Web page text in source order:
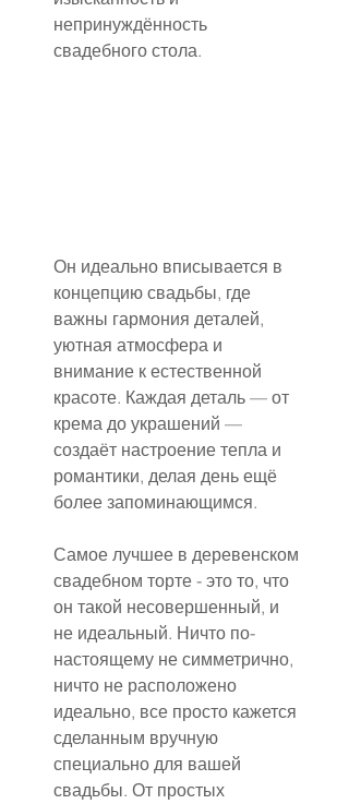
непринуждённость
свадебного стола.
Он идеально вписывается в
концепцию свадьбы, где
важны гармония деталей,
уютная атмосфера и
внимание к естественной
красоте. Каждая деталь — от
крема до украшений —
создаёт настроение тепла и
романтики, делая день ещё
более запоминающимся.
Самое лучшее в деревенском
свадебном торте - это то, что
он такой несовершенный, и
не идеальный. Ничто по-
настоящему не симметрично,
ничто не расположено
идеально, все просто кажется
сделанным вручную
специально для вашей
свадьбы. От простых